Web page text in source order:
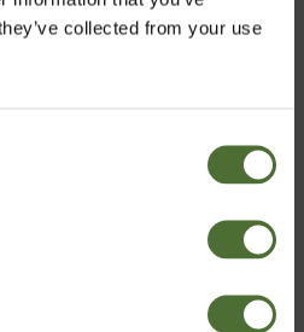
collected from your use
Moisturizing Hand &
Body Lotion, käte- ja